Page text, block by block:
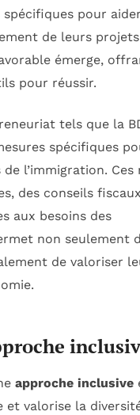
pour
de leurs
émerge,
pour réussir.
tels que la
spécifiques
de l’immigration. Ces
des conseils
aux besoins des
non seulement
de valoriser
approche inclusive
et valorise la